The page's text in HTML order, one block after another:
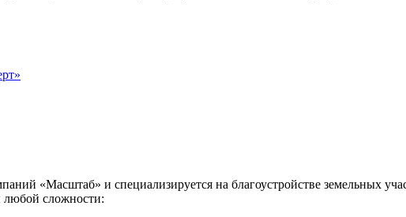
«Масштаб» и специализируется на благоустройстве земельных
сложности: